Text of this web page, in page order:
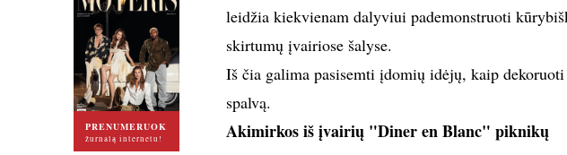
PRENUMERUOK
žurnalą internetu!
leidžia kiekvienam dalyviui pademonstruoti
skirtumų įvairiose šalyse.
Iš čia galima pasisemti įdomių idėjų, kaip
spalvą.
Akimirkos iš įvairių "Diner en Blanc" piknikų